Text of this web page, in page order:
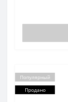
Популярный
Продано